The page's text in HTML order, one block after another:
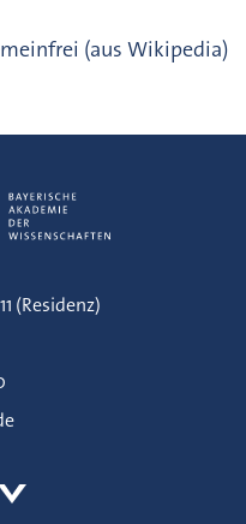
(aus Wikipedia)
(Residenz)